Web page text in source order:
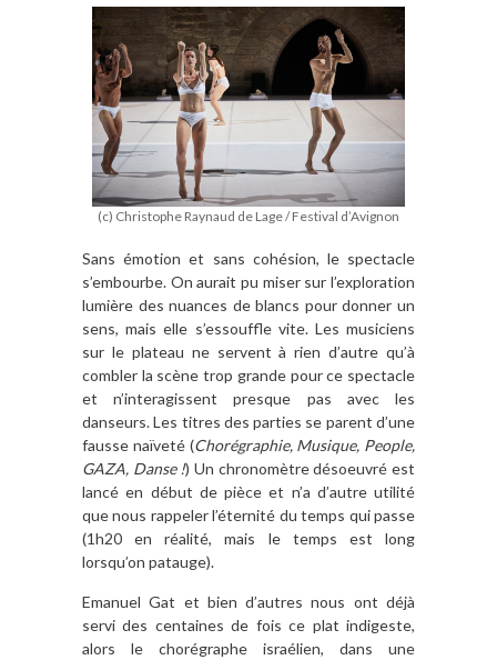
(c) Christophe Raynaud de Lage / Festival d’Avignon
Sans émotion et sans cohésion, le spectacle
s’embourbe. On aurait pu miser sur l’exploration
lumière des nuances de blancs pour donner un
sens, mais elle s’essouffle vite. Les musiciens
sur le plateau ne servent à rien d’autre qu’à
combler la scène trop grande pour ce spectacle
et n’interagissent presque pas avec les
danseurs. Les titres des parties se parent d’une
fausse naïveté (Chorégraphie, Musique, People,
GAZA, Danse !) Un chronomètre désoeuvré est
lancé en début de pièce et n’a d’autre utilité
que nous rappeler l’éternité du temps qui passe
(1h20 en réalité, mais le temps est long
lorsqu’on patauge).
Emanuel Gat et bien d’autres nous ont déjà
servi des centaines de fois ce plat indigeste,
alors le chorégraphe israélien, dans une